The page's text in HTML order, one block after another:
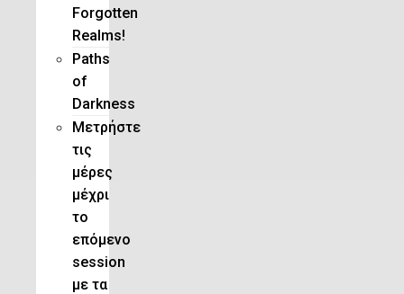
Forgotten
Realms!
Paths
of
Darkness
Μετρήστε
τις
μέρες
μέχρι
το
επόμενο
session
με τα